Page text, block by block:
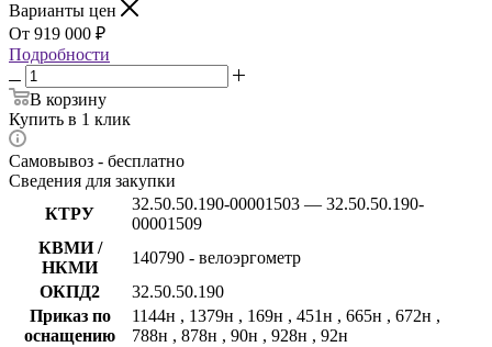
Варианты цен
919 000 ₽
Подробности
В корзину
Купить в 1 клик
Самовывоз - бесплатно
Сведения для закупки
КТРУ
32.50.50.190-00001503 — 32.50.50.190-
00001509
КВМИ /
НКМИ
140790 - велоэргометр
ОКПД2
32.50.50.190
Приказ по
оснащению
1144н , 1379н , 169н , 451н , 665н , 672н ,
788н , 878н , 90н , 928н , 92н